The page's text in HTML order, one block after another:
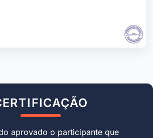
aprovado o participante que